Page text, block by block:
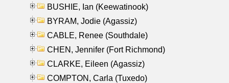
BUSHIE, Ian (Keewatinook)
BYRAM, Jodie (Agassiz)
CABLE, Renee (Southdale)
CHEN, Jennifer (Fort Richmond)
CLARKE, Eileen (Agassiz)
COMPTON, Carla (Tuxedo)